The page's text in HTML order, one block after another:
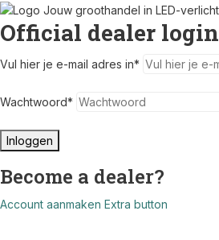
Official dealer login
Vul hier je e-mail adres in*
Wachtwoord*
Inloggen
Become a dealer?
Account aanmaken Extra button